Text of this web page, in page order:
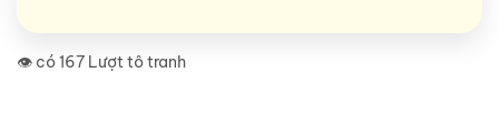
👁️ có 167 Lượt tô tranh